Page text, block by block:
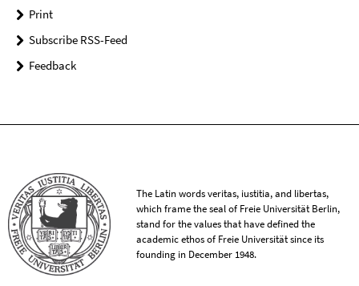
Print
Subscribe RSS-Feed
Feedback
The Latin words veritas, iustitia, and libertas,
which frame the seal of Freie Universität Berlin,
stand for the values that have defined the
academic ethos of Freie Universität since its
founding in December 1948.